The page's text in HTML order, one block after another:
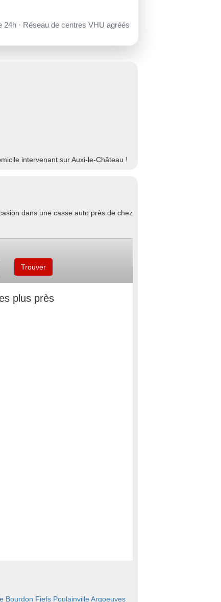
24h · Réseau de centres VHU agréés
intervenant sur Auxi-le-Château !
dans une casse auto près de chez
Bourdon Fiefs Poulainville Argoeuves